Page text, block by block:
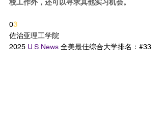
校工作外，还可以寻求其他实习机会。
03
佐治亚理工学院
2025 U.S.News 全美最佳综合大学排名：#33